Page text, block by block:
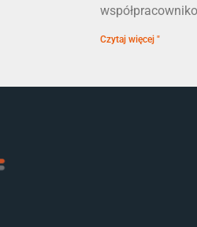
Czytaj więcej "